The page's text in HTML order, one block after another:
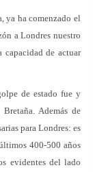
ya ha comenzado el
a Londres nuestro
capacidad de actuar
de estado fue y
Además de
para Londres: es
400-500 años
evidentes del lado